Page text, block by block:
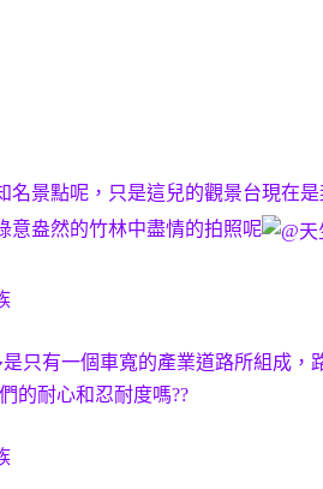
景點呢，只是這兒的觀景台現在
意盎然的竹林中盡情的拍照呢
只有一個車寬的產業道路所組成，
的耐心和忍耐度嗎??